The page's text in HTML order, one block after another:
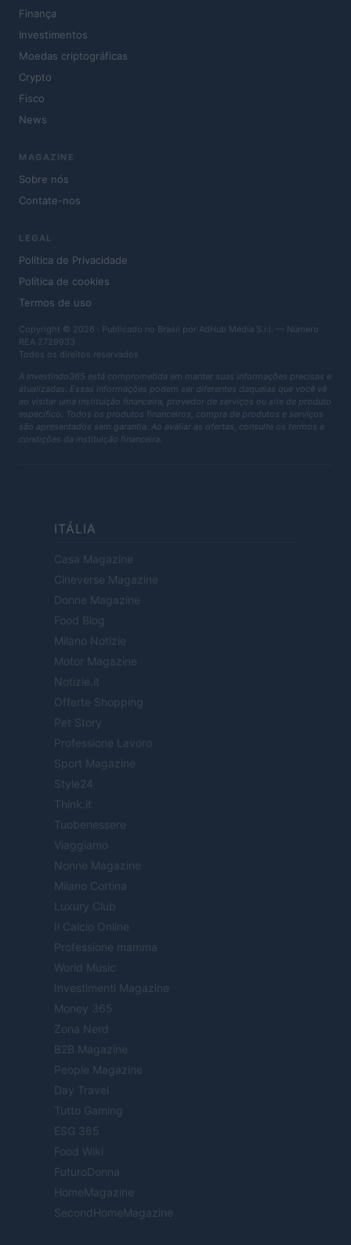
Finança
Investimentos
Moedas criptográficas
Crypto
Fisco
News
MAGAZINE
Sobre nós
Contate-nos
LEGAL
Política de Privacidade
Política de cookies
Termos de uso
Copyright © 2026 · Publicado no Brasil por AdHub Media S.r.l. — Número
REA 2729933
Todos os direitos reservados
A Investindo365 está comprometida em manter suas informações precisas e
atualizadas. Essas informações podem ser diferentes daquelas que você vê
ao visitar uma instituição financeira, provedor de serviços ou site de produto
específico. Todos os produtos financeiros, compra de produtos e serviços
são apresentados sem garantia. Ao avaliar as ofertas, consulte os termos e
condições da instituição financeira.
ITÁLIA
Casa Magazine
Cineverse Magazine
Donne Magazine
Food Blog
Milano Notizie
Motor Magazine
Notizie.it
Offerte Shopping
Pet Story
Professione Lavoro
Sport Magazine
Style24
Think.it
Tuobenessere
Viaggiamo
Nonne Magazine
Milano Cortina
Luxury Club
Il Calcio Online
Professione mamma
World Music
Investimenti Magazine
Money 365
Zona Nerd
B2B Magazine
People Magazine
Day Travel
Tutto Gaming
ESG 365
Food Wiki
FuturoDonna
HomeMagazine
SecondHomeMagazine